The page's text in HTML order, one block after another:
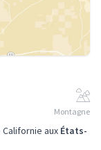
Montagne
aux États-